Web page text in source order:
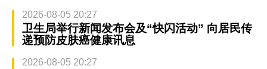
2026-08-05 20:27
卫生局举行新闻发布会及“快闪活动” 向居民传
递预防皮肤癌健康讯息
2026-08-05 20:27